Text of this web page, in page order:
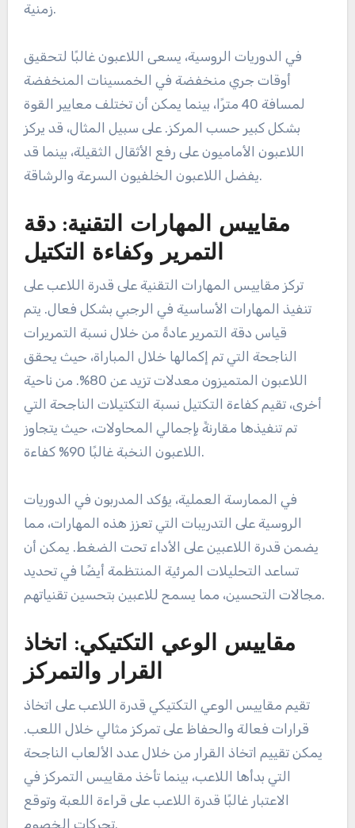
زمنية.
في الدوريات الروسية، يسعى اللاعبون غالبًا لتحقيق
أوقات جري منخفضة في الخمسينات المنخفضة
لمسافة 40 مترًا، بينما يمكن أن تختلف معايير القوة
بشكل كبير حسب المركز. على سبيل المثال، قد يركز
اللاعبون الأماميون على رفع الأثقال الثقيلة، بينما قد
يفضل اللاعبون الخلفيون السرعة والرشاقة.
مقاييس المهارات التقنية: دقة
التمرير وكفاءة التكتيل
تركز مقاييس المهارات التقنية على قدرة اللاعب على
تنفيذ المهارات الأساسية في الرجبي بشكل فعال. يتم
قياس دقة التمرير عادةً من خلال نسبة التمريرات
الناجحة التي تم إكمالها خلال المباراة، حيث يحقق
اللاعبون المتميزون معدلات تزيد عن 80%. من ناحية
أخرى، تقيم كفاءة التكتيل نسبة التكتيلات الناجحة التي
تم تنفيذها مقارنةً بإجمالي المحاولات، حيث يتجاوز
اللاعبون النخبة غالبًا 90% كفاءة.
في الممارسة العملية، يؤكد المدربون في الدوريات
الروسية على التدريبات التي تعزز هذه المهارات، مما
يضمن قدرة اللاعبين على الأداء تحت الضغط. يمكن أن
تساعد التحليلات المرئية المنتظمة أيضًا في تحديد
مجالات التحسين، مما يسمح للاعبين بتحسين تقنياتهم.
مقاييس الوعي التكتيكي: اتخاذ
القرار والتمركز
تقيم مقاييس الوعي التكتيكي قدرة اللاعب على اتخاذ
قرارات فعالة والحفاظ على تمركز مثالي خلال اللعب.
يمكن تقييم اتخاذ القرار من خلال عدد الألعاب الناجحة
التي بدأها اللاعب، بينما تأخذ مقاييس التمركز في
الاعتبار غالبًا قدرة اللاعب على قراءة اللعبة وتوقع
تحركات الخصوم.